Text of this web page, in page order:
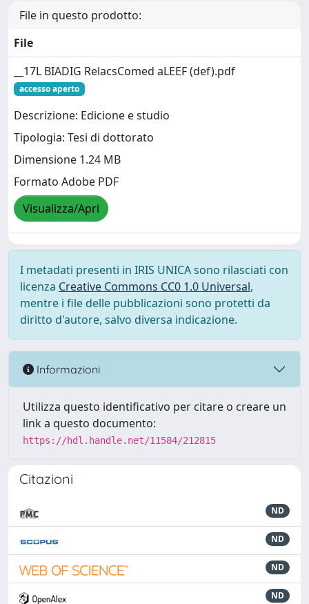
File in questo prodotto:
File
__17L BIADIG RelacsComed aLEEF (def).pdf
accesso aperto
Descrizione: Edicione e studio
Tipologia: Tesi di dottorato
Dimensione 1.24 MB
Formato Adobe PDF
Visualizza/Apri
I metadati presenti in IRIS UNICA sono rilasciati con
licenza Creative Commons CC0 1.0 Universal,
mentre i file delle pubblicazioni sono protetti da
diritto d'autore, salvo diversa indicazione.
Informazioni
Utilizza questo identificativo per citare o creare un
link a questo documento:
https://hdl.handle.net/11584/212815
Citazioni
ND
ND
ND
ND